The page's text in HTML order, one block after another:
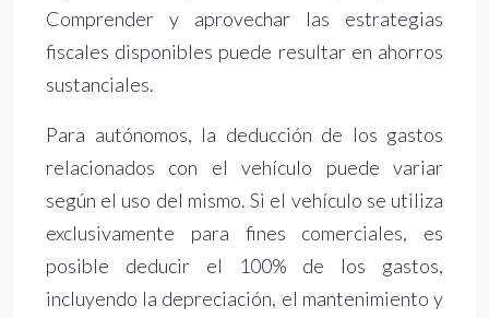
Comprender y aprovechar las estrategias
fiscales disponibles puede resultar en ahorros
sustanciales.
Para autónomos, la deducción de los gastos
relacionados con el vehículo puede variar
según el uso del mismo. Si el vehículo se utiliza
exclusivamente para fines comerciales, es
posible deducir el 100% de los gastos,
incluyendo la depreciación, el mantenimiento y